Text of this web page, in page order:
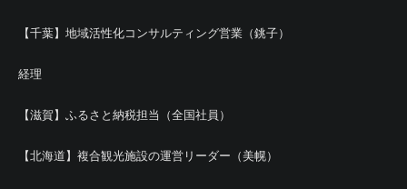
【千葉】地域活性化コンサルティング営業（銚子）
経理
【滋賀】ふるさと納税担当（全国社員）
【北海道】複合観光施設の運営リーダー（美幌）